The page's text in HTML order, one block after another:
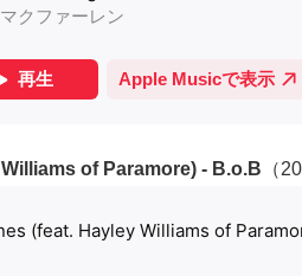
of Paramore) - B.o.B （